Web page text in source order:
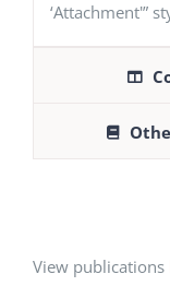
‘Attachment'”
View publications